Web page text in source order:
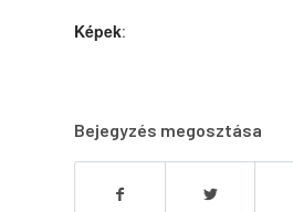
Képek:
Bejegyzés megosztása